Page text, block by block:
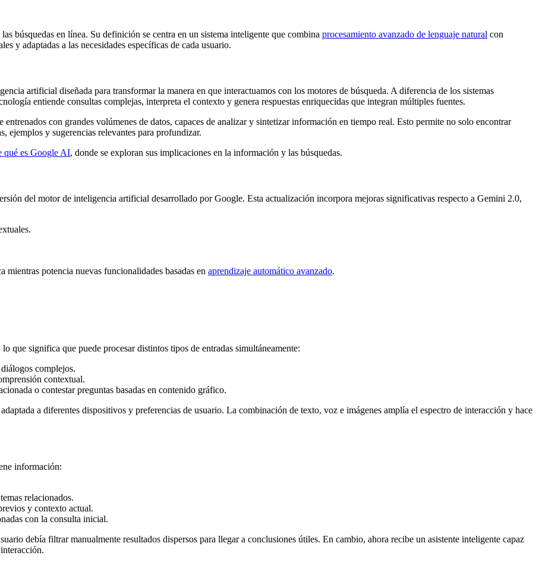
búsquedas en línea. Su definición se centra en un sistema inteligente que combina procesamiento avanzado de lenguaje natural con
y adaptadas a las necesidades específicas de cada usuario.
artificial diseñada para transformar la manera en que interactuamos con los motores de búsqueda. A diferencia de los sistemas
entiende consultas complejas, interpreta el contexto y genera respuestas enriquecidas que integran múltiples fuentes.
con grandes volúmenes de datos, capaces de analizar y sintetizar información en tiempo real. Esto permite no solo encontrar
ejemplos y sugerencias relevantes para profundizar.
qué es Google AI, donde se exploran sus implicaciones en la información y las búsquedas.
del motor de inteligencia artificial desarrollado por Google. Esta actualización incorpora mejoras significativas respecto a Gemini 2.0,
potencia nuevas funcionalidades basadas en aprendizaje automático avanzado.
que significa que puede procesar distintos tipos de entradas simultáneamente:
complejos.
contextual.
o contestar preguntas basadas en contenido gráfico.
a diferentes dispositivos y preferencias de usuario. La combinación de texto, voz e imágenes amplía el espectro de interacción y hace
información:
relacionados.
y contexto actual.
con la consulta inicial.
debía filtrar manualmente resultados dispersos para llegar a conclusiones útiles. En cambio, ahora recibe un asistente inteligente capaz